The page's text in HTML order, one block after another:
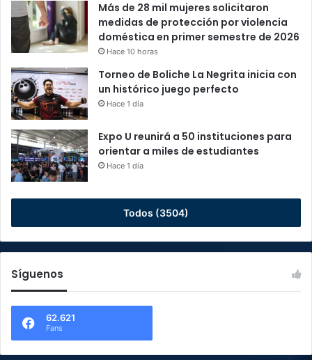
Más de 28 mil mujeres solicitaron
medidas de protección por violencia
doméstica en primer semestre de 2026
Hace 10 horas
Torneo de Boliche La Negrita inicia con
un histórico juego perfecto
Hace 1 día
Expo U reunirá a 50 instituciones para
orientar a miles de estudiantes
Hace 1 día
Todos (3504)
Síguenos
62.621
Fans